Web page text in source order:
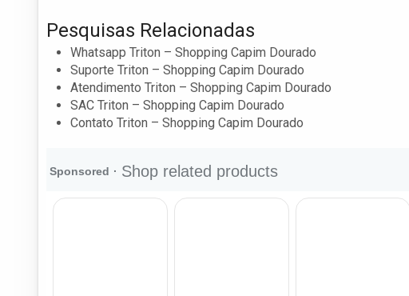
Pesquisas Relacionadas
Whatsapp Triton – Shopping Capim Dourado
Suporte Triton – Shopping Capim Dourado
Atendimento Triton – Shopping Capim Dourado
SAC Triton – Shopping Capim Dourado
Contato Triton – Shopping Capim Dourado